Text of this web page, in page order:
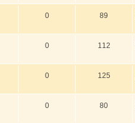
0 89
0 112
0 125
0 80